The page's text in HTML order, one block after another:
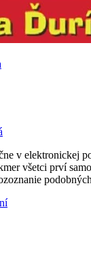
v elektronickej
všetci prví